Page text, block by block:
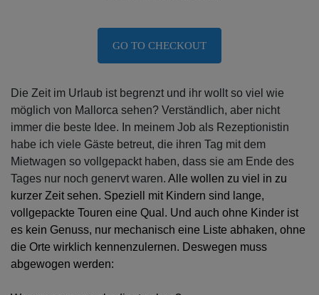
GO TO CHECKOUT
Die Zeit im Urlaub ist begrenzt und ihr wollt so viel wie
möglich von Mallorca sehen? Verständlich, aber nicht
immer die beste Idee. In meinem Job als Rezeptionistin
habe ich viele Gäste betreut, die ihren Tag mit dem
Mietwagen so vollgepackt haben, dass sie am Ende des
Tages nur noch genervt waren. Alle wollen zu viel in zu
kurzer Zeit sehen. Speziell mit Kindern sind lange,
vollgepackte Touren eine Qual. Und auch ohne Kinder ist
es kein Genuss, nur mechanisch eine Liste abhaken, ohne
die Orte wirklich kennenzulernen. Deswegen muss
abgewogen werden: